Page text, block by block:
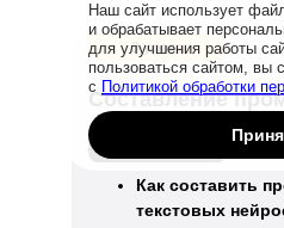
3 урока
Составление
Как составить
текстовых
Наш сайт использует
и обрабатывает
для улучшения работы
пользоваться сайтом, вы
с Политикой обработки